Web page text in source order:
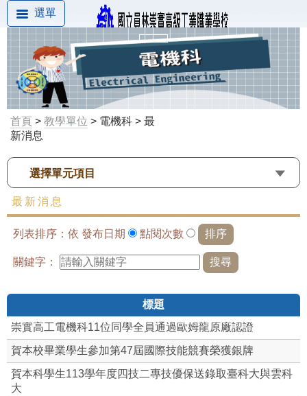
選單
首頁 > 教學單位 > 電機科 > 最
新消息
選擇單元項目
最新消息
列表排序：依 發布日期 點閱次數
關鍵字：
標題
崇實高工電機科11位同學全員通過歐姆龍原廠認證
賀本校畢業學生參加第47屆國際技能競賽榮獲銀牌
賀本科學生113學年度四技二專技優保送錄取臺科大與雲科
大